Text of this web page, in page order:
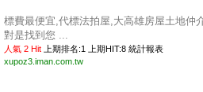
標費最便宜,代標法拍屋,大高雄房屋土地仲
對是找到您 ...
人氣 2 Hit 上期排名:1 上期HIT:8 統計報表
xupoz3.iman.com.tw